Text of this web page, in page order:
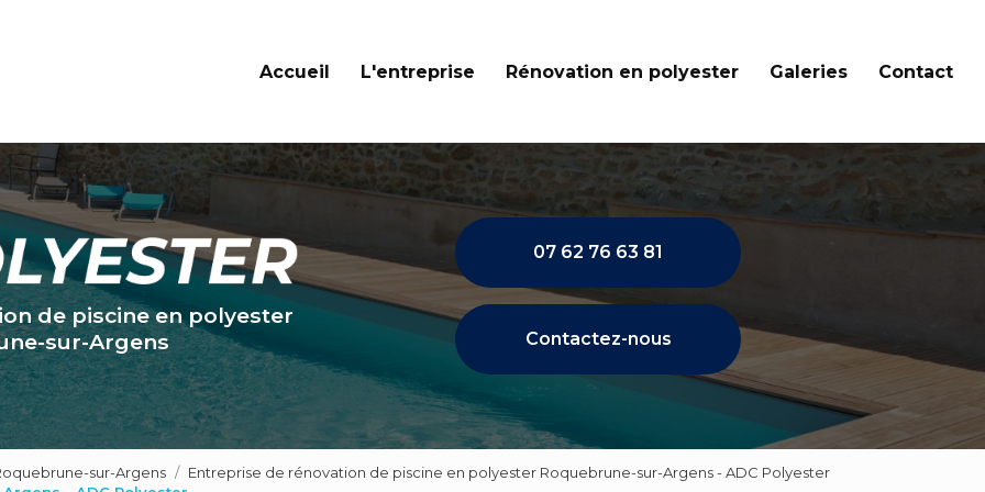
Accueil L'entreprise Rénovation en polyester Galeries Contact
de piscine en polyester
sur-Argens
07 62 76 63 81
Contactez-nous
sur-Argens
Entreprise de rénovation de piscine en polyester Roquebrune-sur-Argens - ADC Polyester